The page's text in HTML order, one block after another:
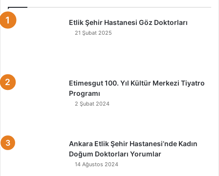
Etlik Şehir Hastanesi Göz Doktorları
21 Şubat 2025
Etimesgut 100. Yıl Kültür Merkezi Tiyatro
Programı
2 Şubat 2024
Ankara Etlik Şehir Hastanesi’nde Kadın
Doğum Doktorları Yorumlar
14 Ağustos 2024